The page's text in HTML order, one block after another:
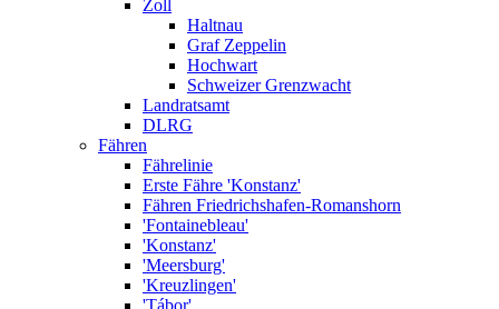
Zoll
Haltnau
Graf Zeppelin
Hochwart
Schweizer Grenzwacht
Landratsamt
DLRG
Fähren
Fährelinie
Erste Fähre 'Konstanz'
Fähren Friedrichshafen-Romanshorn
'Fontainebleau'
'Konstanz'
'Meersburg'
'Kreuzlingen'